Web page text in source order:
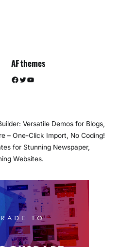
AF themes
Facebook Twitter YouTube
Versatile Demos for Blogs,
– One-Click Import, No Coding!
for Stunning Newspaper,
Websites.